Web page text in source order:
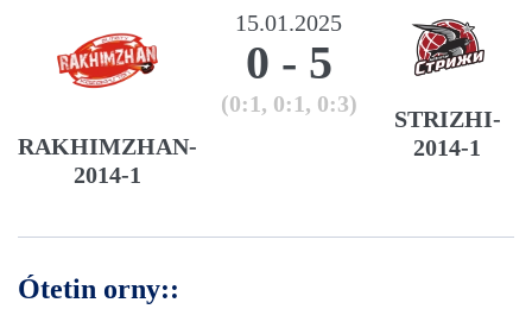
RAKHIMZHAN-
2014-1
15.01.2025
0 - 5
(0:1, 0:1, 0:3)
STRIZHI-
2014-1
Ótetin orny::